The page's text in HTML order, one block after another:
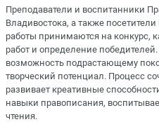
Преподаватели и воспитанники
Владивостока, а также
работы принимаются на конкурс,
работ и определение
возможность подрастающему
творческий потенциал. Процесс
развивает креативные
навыки правописания,
чтения.